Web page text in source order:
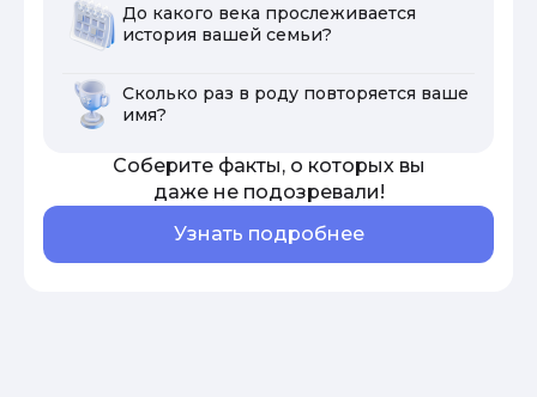
До какого века прослеживается
история вашей семьи?
Сколько раз в роду повторяется ваше
имя?
Соберите факты, о которых вы
даже не подозревали!
Узнать подробнее